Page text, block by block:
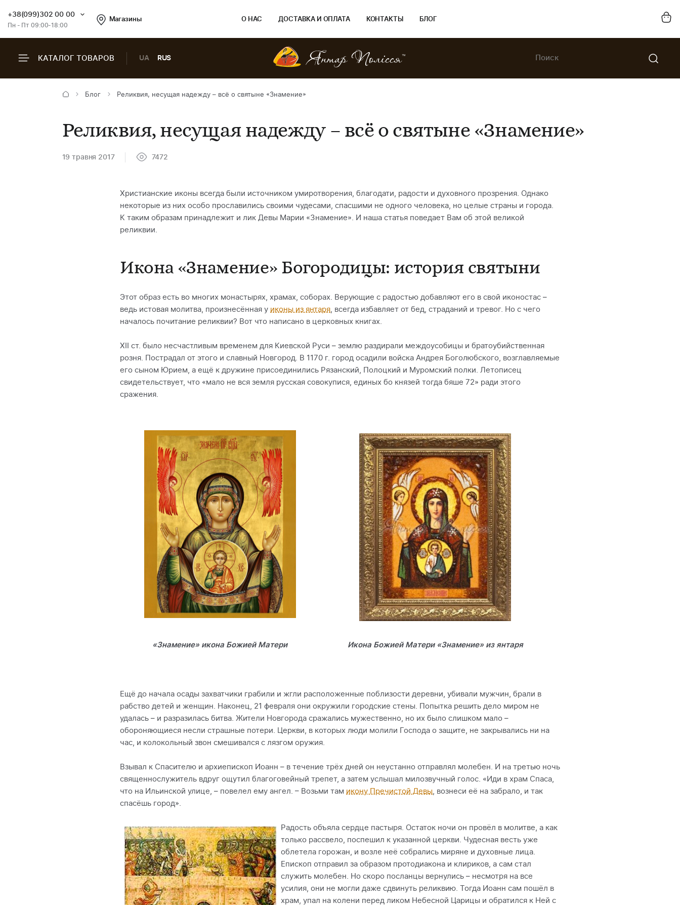
+38(099)302 00 00
Пн - Пт 09:00-18:00
Магазины О НАС ДОСТАВКА И ОПЛАТА КОНТАКТЫ БЛОГ
КАТАЛОГ ТОВАРОВ UA RUS
Блог Реликвия, несущая надежду – всё о святыне «Знамение»
Реликвия, несущая надежду – всё о святыне «Знамение»
19 травня 2017 7472
Христианские иконы всегда были источником умиротворения, благодати, радости и духовного прозрения. Однако
некоторые из них особо прославились своими чудесами, спасшими не одного человека, но целые страны и города.
К таким образам принадлежит и лик Девы Марии «Знамение». И наша статья поведает Вам об этой великой
реликвии.
Икона «Знамение» Богородицы: история святыни
Этот образ есть во многих монастырях, храмах, соборах. Верующие с радостью добавляют его в свой иконостас –
ведь истовая молитва, произнесённая у иконы из янтаря, всегда избавляет от бед, страданий и тревог. Но с чего
началось почитание реликвии? Вот что написано в церковных книгах.
ХІІ ст. было несчастливым временем для Киевской Руси – землю раздирали междоусобицы и братоубийственная
розня. Пострадал от этого и славный Новгород. В 1170 г. город осадили войска Андрея Боголюбского, возглавляемые
его сыном Юрием, а ещё к дружине присоединились Рязанский, Полоцкий и Муромский полки. Летописец
свидетельствует, что «мало не вся земля русская совокупися, единых бо князей тогда бяше 72» ради этого
сражения.
«Знамение» икона Божией Матери Икона Божией Матери «Знамение» из янтаря
Ещё до начала осады захватчики грабили и жгли расположенные поблизости деревни, убивали мужчин, брали в
рабство детей и женщин. Наконец, 21 февраля они окружили городские стены. Попытка решить дело миром не
удалась – и разразилась битва. Жители Новгорода сражались мужественно, но их было слишком мало –
обороняющиеся несли страшные потери. Церкви, в которых люди молили Господа о защите, не закрывались ни на
час, и колокольный звон смешивался с лязгом оружия.
Взывал к Спасителю и архиепископ Иоанн – в течение трёх дней он неустанно отправлял молебен. И на третью ночь
священнослужитель вдруг ощутил благоговейный трепет, а затем услышал милозвучный голос. «Иди в храм Спаса,
что на Ильинской улице, – повелел ему ангел. – Возьми там икону Пречистой Девы, вознеси её на забрало, и так
спасёшь город».
Радость объяла сердце пастыря. Остаток ночи он провёл в молитве, а как
только рассвело, поспешил к указанной церкви. Чудесная весть уже
облетела горожан, и возле неё собрались миряне и духовные лица.
Епископ отправил за образом протодиакона и клириков, а сам стал
служить молебен. Но скоро посланцы вернулись – несмотря на все
усилия, они не могли даже сдвинуть реликвию. Тогда Иоанн сам пошёл в
храм, упал на колени перед ликом Небесной Царицы и обратился к Ней с